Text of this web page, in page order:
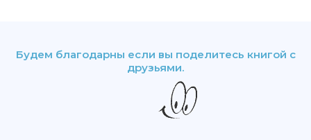
Будем благодарны если вы поделитесь книгой с
друзьями.